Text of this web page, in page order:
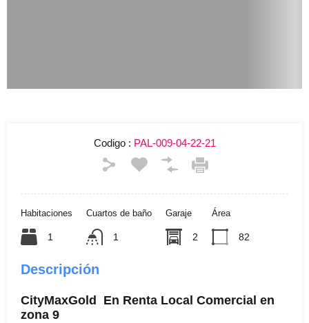
Codigo : PAL-009-04-22-21
Habitaciones
1
Cuartos de baño
1
Garaje
2
Área
82
Descripción
CityMaxGold En Renta Local Comercial en
zona 9